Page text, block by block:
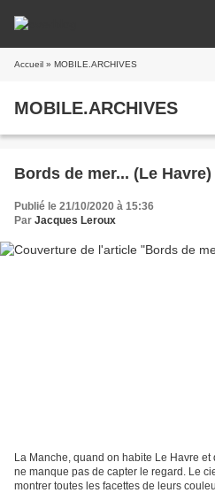
Accueil » MOBILE.ARCHIVES
MOBILE.ARCHIVES
Bords de mer... (Le Havre)
Publié le 21/10/2020 à 15:36
Par Jacques Leroux
La Manche, quand on habite Le Havre et
ne manque pas de capter le regard. Le
montrer toutes les facettes de leurs